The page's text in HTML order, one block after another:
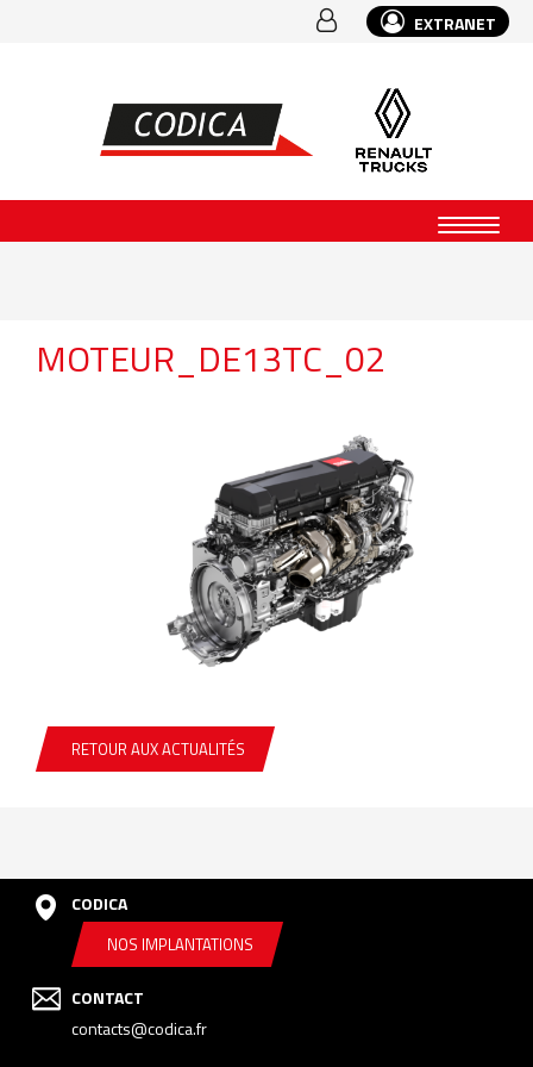
EXTRANET
MOTEUR_DE13TC_02
RETOUR AUX ACTUALITÉS
CODICA
NOS IMPLANTATIONS
CONTACT
contacts@codica.fr